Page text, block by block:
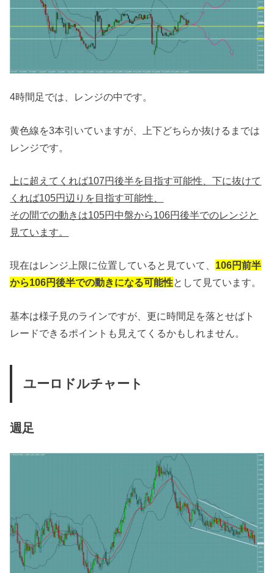
4時間足では、レンジの中です。
黄色線を3本引いていますが、上下どちらか抜けるまでは
レンジです。
上に超えてくれば107円後半を目指す可能性、下に抜けて
くれば105円辺りを目指す可能性、
その間での動きは105円中盤から106円後半でのレンジと
見ています。
現在はレンジ上限に位置していると見ていて、 106円前半
から106円後半での動きになる可能性として見ています。
基本は様子見のラインですが、更に時間足を落とせばト
レードできるポイントも見えてくるかもしれません。
ユーロドルチャート
週足